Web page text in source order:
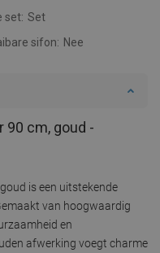
set: Set
sifon: Nee
90 cm, goud -
is een uitstekende
van hoogwaardig
en
afwerking voegt charme